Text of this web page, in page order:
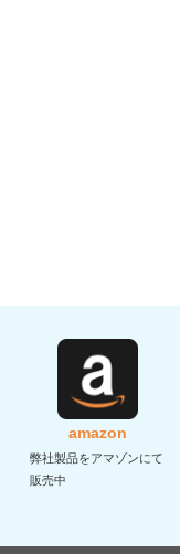
amazon
弊社製品をアマゾンにて
販売中